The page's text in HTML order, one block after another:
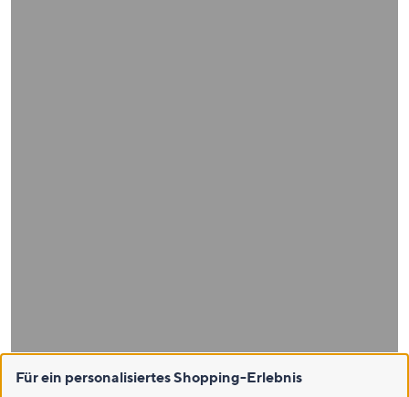
Für ein personalisiertes Shopping-Erlebnis